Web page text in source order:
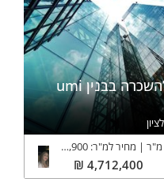
מגוון משרדים להשכרה בבנין umi
מ"ר מחיר למ"ר:9,900
₪
4,712,400
₪